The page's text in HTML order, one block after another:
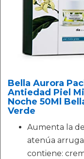
Bella Aurora
Antiedad Piel
Noche 50Ml
Verde
Aumenta la
atenúa
contiene: